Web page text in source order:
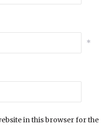
*
in this browser for the